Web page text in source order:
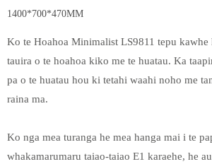
1400*700*470MM
Ko te Hoahoa Minimalist LS9811 tepu kawhe
tauira o te hoahoa kiko me te huatau. Ka
pa o te huatau hou ki tetahi waahi noho me
raina ma.
Ko nga mea turanga he mea hanga mai i te
whakamarumaru taiao-taiao E1 karaehe, he